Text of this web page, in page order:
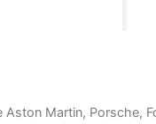
Martin, Porsche,